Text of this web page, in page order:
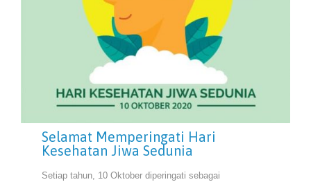
Selamat Memperingati Hari
Kesehatan Jiwa Sedunia
Setiap tahun, 10 Oktober diperingati sebagai